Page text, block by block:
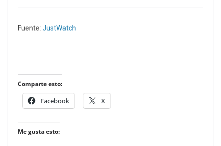
Fuente: JustWatch
Comparte esto:
Facebook X
Me gusta esto: